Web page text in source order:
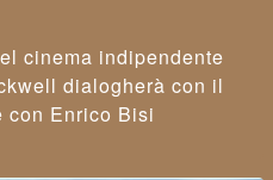
cinema indipendente
dialogherà con il
con Enrico Bisi